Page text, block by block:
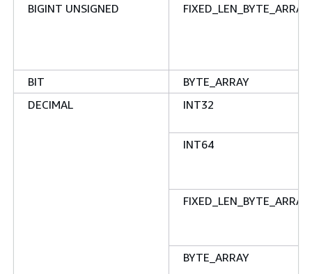
BIGINT UNSIGNED
BIT
BYTE_ARRAY
DECIMAL
INT32
INT64
BYTE_ARRAY